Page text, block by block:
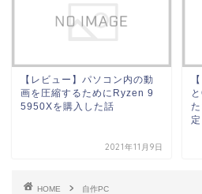
【レビュー】パソコン内の動
画を圧縮するためにRyzen 9
5950Xを購入した話
2021年11月9日
HOME 自作PC